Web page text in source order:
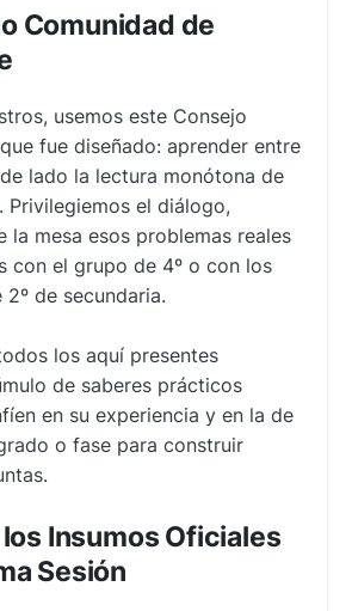
Comunidad de
usemos este Consejo
fue diseñado: aprender entre
lado la lectura monótona de
Privilegiemos el diálogo,
la mesa esos problemas reales
con el grupo de 4º o con los
de secundaria.
los aquí presentes
de saberes prácticos
en su experiencia y en la de
o fase para construir
Insumos Oficiales
Sesión